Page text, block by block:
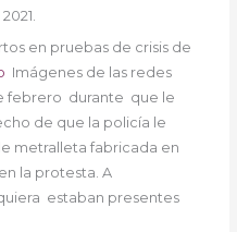
en pruebas de crisis de
Imágenes de las redes
febrero durante que le
de que la policía le
metralleta fabricada en
la protesta A
estaban presentes